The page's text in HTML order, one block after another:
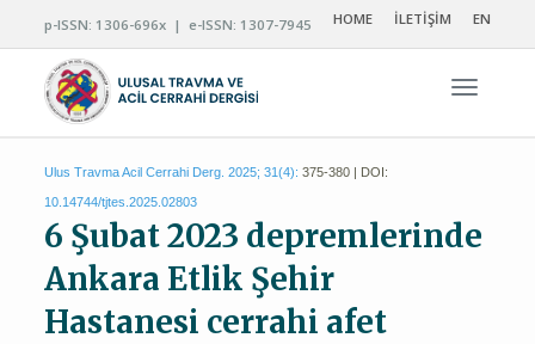
p-ISSN: 1306-696x | e-ISSN: 1307-7945 HOME İLETİŞİM EN
Ulus Travma Acil Cerrahi Derg. 2025; 31(4): 375-380 | DOI:
10.14744/tjtes.2025.02803
6 Şubat 2023 depremlerinde
Ankara Etlik Şehir
Hastanesi cerrahi afet